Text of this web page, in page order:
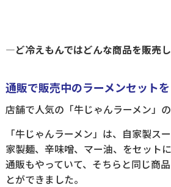
―ど冷えもんではどんな商品を販売
通販で販売中のラーメンセット
店舗で人気の「牛じゃんラーメン」
「牛じゃんラーメン」は、自家製ス
家製麺、辛味噌、マー油、をセットに
通販もやっていて、そちらと同じ商
とができました。